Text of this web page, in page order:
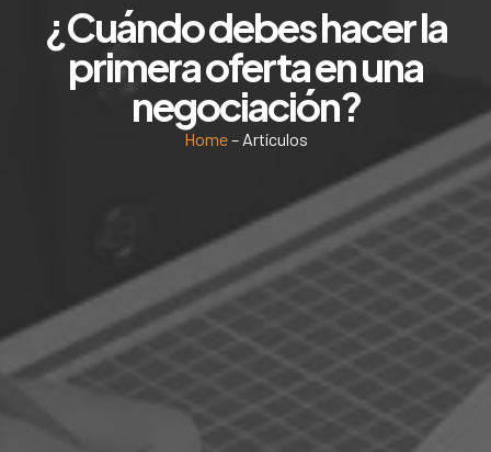
¿Cuándo debes hacer la
primera oferta en una
negociación?
Home– Artículos